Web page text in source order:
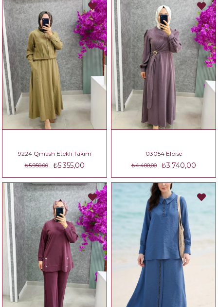
9224 Qmash Etekli Takım
₺5.355,00
₺5.950,00
03054 Elbise
₺3.740,00
₺4.400,00